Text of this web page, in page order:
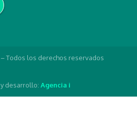
– Todos los derechos reservados
desarrollo: Agencia i